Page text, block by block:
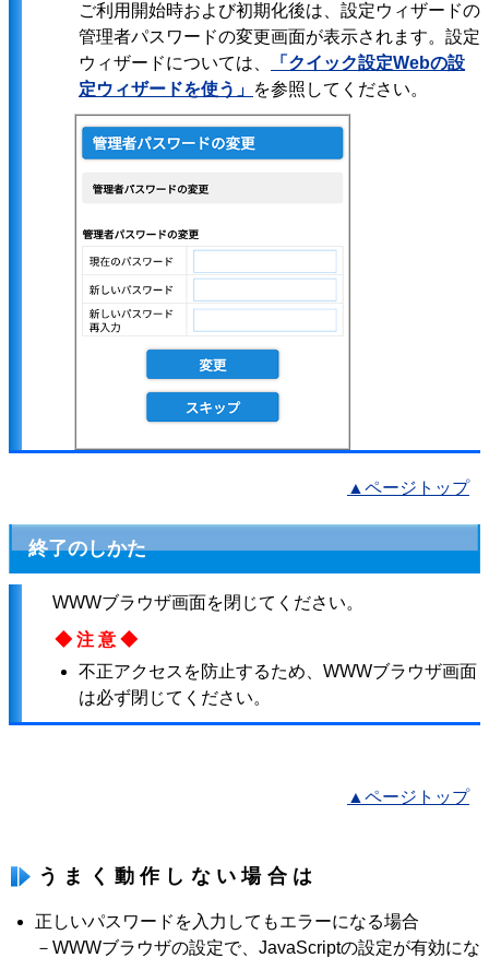
ご利用開始時および初期化後は、設定ウィザードの
管理者パスワードの変更画面が表示されます。設定
ウィザードについては、
「クイック設定Webの設
定ウィザードを使う」 を参照してください。
▲ページトップ
終了のしかた
WWWブラウザ画面を閉じてください。
◆注意◆
不正アクセスを防止するため、WWWブラウザ画面
は必ず閉じてください。
▲ページトップ
うまく動作しない場合は
正しいパスワードを入力してもエラーになる場合
－WWWブラウザの設定で、JavaScriptの設定が有効にな